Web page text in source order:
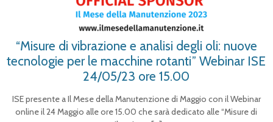
“Misure di vibrazione e analisi degli oli: nuove
tecnologie per le macchine rotanti” Webinar ISE
24/05/23 ore 15.00
ISE presente a Il Mese della Manutenzione di Maggio con il Webinar
online il 24 Maggio alle ore 15.00 che sarà dedicato alle “Misure di